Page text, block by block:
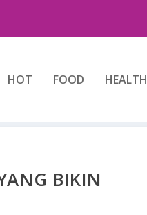
HOT FOOD HEALTH
BIKIN